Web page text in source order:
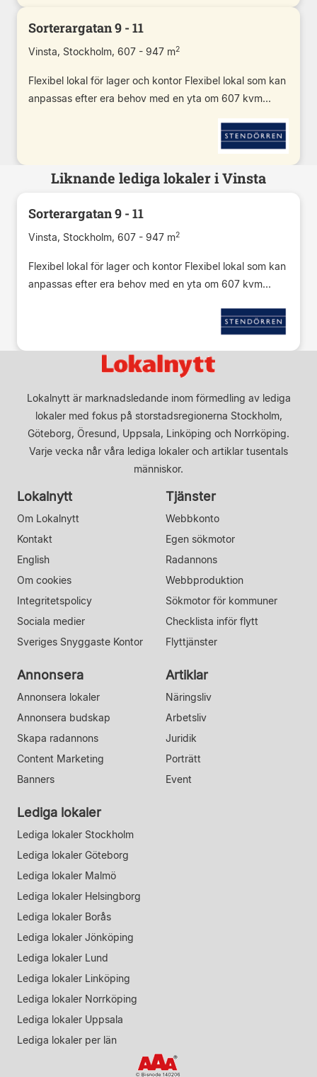
Sorterargatan 9 - 11
Vinsta, Stockholm, 607 - 947 m2
Flexibel lokal för lager och kontor Flexibel lokal som kan
anpassas efter era behov med en yta om 607 kvm...
Liknande lediga lokaler i Vinsta
Sorterargatan 9 - 11
Vinsta, Stockholm, 607 - 947 m2
Flexibel lokal för lager och kontor Flexibel lokal som kan
anpassas efter era behov med en yta om 607 kvm...
Lokalnytt är marknadsledande inom förmedling av lediga
lokaler med fokus på storstadsregionerna Stockholm,
Göteborg, Öresund, Uppsala, Linköping och Norrköping.
Varje vecka når våra lediga lokaler och artiklar tusentals
människor.
Lokalnytt
Om Lokalnytt
Kontakt
English
Om cookies
Integritetspolicy
Sociala medier
Sveriges Snyggaste Kontor
Tjänster
Webbkonto
Egen sökmotor
Radannons
Webbproduktion
Sökmotor för kommuner
Checklista inför flytt
Flyttjänster
Annonsera
Annonsera lokaler
Annonsera budskap
Skapa radannons
Content Marketing
Banners
Artiklar
Näringsliv
Arbetsliv
Juridik
Porträtt
Event
Lediga lokaler
Lediga lokaler Stockholm
Lediga lokaler Göteborg
Lediga lokaler Malmö
Lediga lokaler Helsingborg
Lediga lokaler Borås
Lediga lokaler Jönköping
Lediga lokaler Lund
Lediga lokaler Linköping
Lediga lokaler Norrköping
Lediga lokaler Uppsala
Lediga lokaler per län